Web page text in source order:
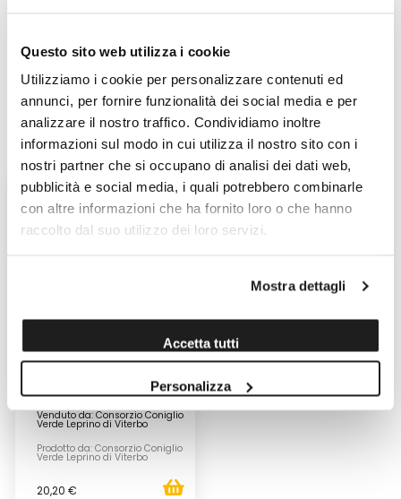
Questo sito web utilizza i cookie
Utilizziamo i cookie per personalizzare contenuti ed
annunci, per fornire funzionalità dei social media e per
analizzare il nostro traffico. Condividiamo inoltre
informazioni sul modo in cui utilizza il nostro sito con i
nostri partner che si occupano di analisi dei dati web,
pubblicità e social media, i quali potrebbero combinarle
con altre informazioni che ha fornito loro o che hanno
raccolto dal suo utilizzo dei loro servizi.
Mostra dettagli
Accetta tutti
Personalizza
SCOPRI I PRODOTTI DI
QUESTO PRODUTTORE
Venduto da: Consorzio Coniglio
Verde Leprino di Viterbo
Prodotto da: Consorzio Coniglio
Verde Leprino di Viterbo
20,20 €